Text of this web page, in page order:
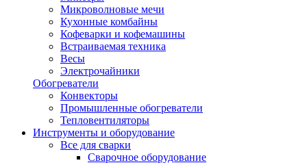
Микроволновые мечи
Кухонные комбайны
Кофеварки и кофемашины
Встраиваемая техника
Весы
Электрочайники
Обогреватели
Конвекторы
Промышленные обогреватели
Тепловентиляторы
Инструменты и оборудование
Все для сварки
Сварочное оборудование